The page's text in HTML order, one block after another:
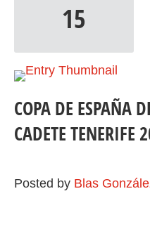
15
COPA DE ESPAÑA
CADETE TENERIFE
Posted by Blas